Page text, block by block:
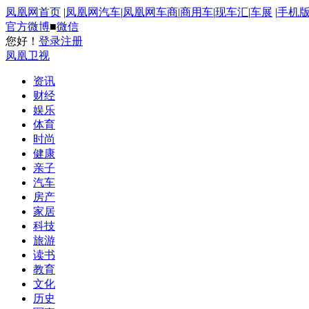
凤凰网首页 |凤凰网汽车|凤凰网车商|商用车|现车汇|车展 |手机版
官方微博■微信
您好！ 登录注册
凤凰卫视
资讯
财经
娱乐
体育
时尚
健康
亲子
汽车
房产
家居
科技
旅游
读书
教育
文化
历史